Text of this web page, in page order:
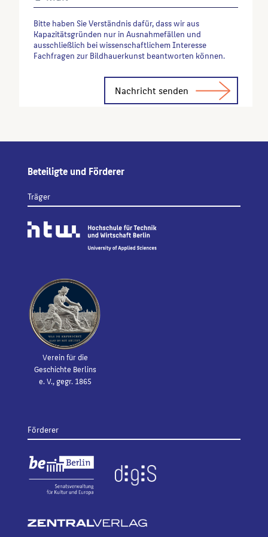
Bitte haben Sie Verständnis dafür, dass wir aus
Kapazitätsgründen nur in Ausnahmefällen und
ausschließlich bei wissenschaftlichem Interesse
Fachfragen zur Bildhauerkunst beantworten können.
Beteiligte und Förderer
Träger
Verein für die
Geschichte Berlins
e. V., gegr. 1865
Förderer